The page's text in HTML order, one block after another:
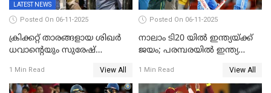
LATEST NEWS
Posted On 06-11-2025
ക്രിക്കറ്റ് താരങ്ങളായ ശിഖർ
ധവാന്‍റെയും സുരേഷ്
കണ്ടുകെട്ടി
1 Min Read View All
Posted On 06-11-2025
നാലാം ടി20 യില്‍ ഇന്ത്യയ്ക്ക്
ജയം; പരമ്പരയിൽ ഇന്ത്യ
1 Min Read View All